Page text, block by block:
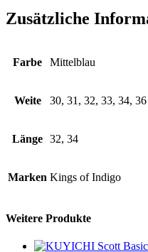
Zusätzliche
Farbe Mittelblau
Weite 30, 31, 32, 33, 34, 36
Länge 32, 34
Marken Kings of Indigo
Weitere Produkte